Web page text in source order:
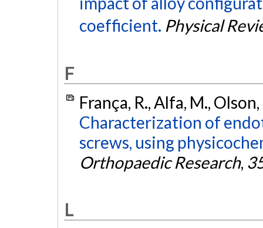
coefficient. Physical
F
França, R., Alfa, M.,
Characterization of
screws, using
Orthopaedic Research,
L